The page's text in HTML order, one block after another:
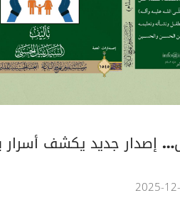
إصدار جديد يكشف